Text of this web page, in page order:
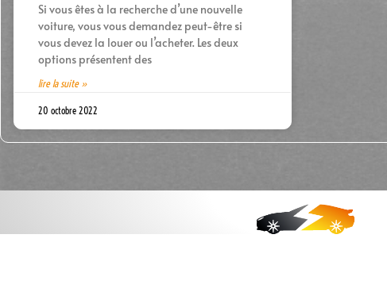
Si vous êtes à la recherche d’une nouvelle
voiture, vous vous demandez peut-être si
vous devez la louer ou l’acheter. Les deux
options présentent des
lire la suite »
20 octobre 2022